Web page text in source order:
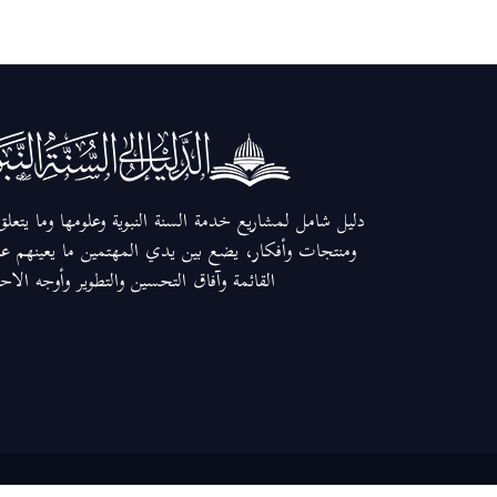
دليل شامل لمشاريع خدمة السنة النبوية وعلومها وما
ومنتجات وأفكار، يضع بين يدي المهتمين ما يعينهم
القائمة وآفاق التحسين والتطوير وأوجه